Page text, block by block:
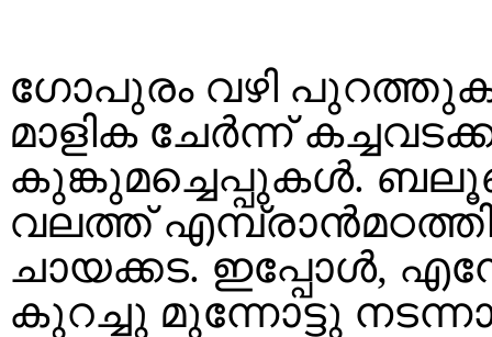
ഗോപുരം വഴി
മാളിക ചേർന്ന്
കുങ്കുമച്ചെപ്പുകൾ. ബലൂണ്‍,
വലത്ത്
ചായക്കട. ഇപ്പോൾ,
കുറച്ചു മുന്നോട്ടു